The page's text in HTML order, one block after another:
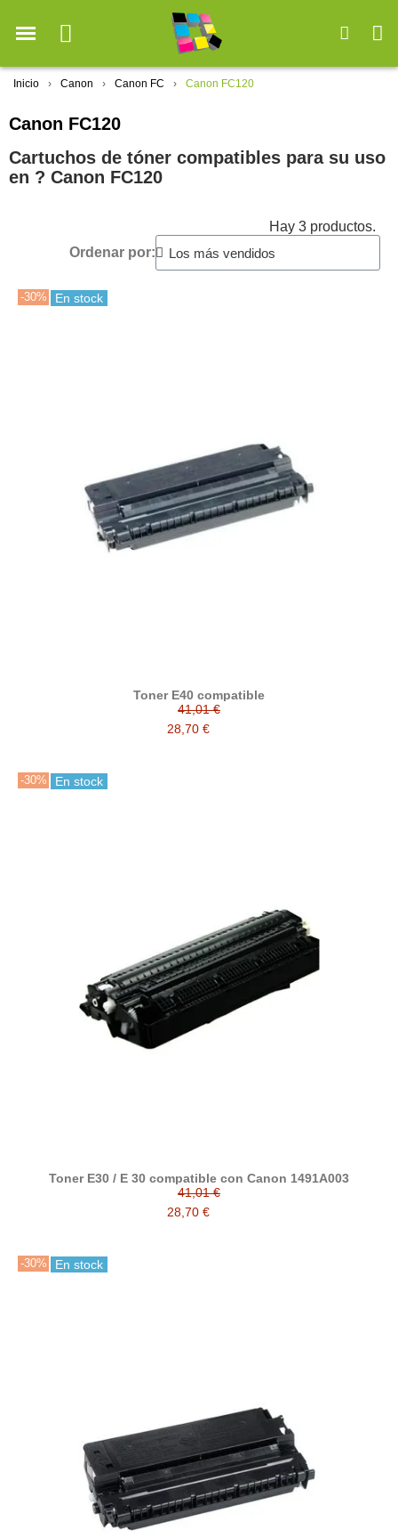
Inicio Canon Canon FC Canon FC120
Canon FC120
Cartuchos de tóner compatibles para su uso
en ?️ Canon FC120
Hay 3 productos.
Ordenar por:
-30% En stock
Toner E40 compatible
41,01 €
28,70 €
-30% En stock
Toner E30 / E 30 compatible con Canon 1491A003
41,01 €
28,70 €
-30% En stock